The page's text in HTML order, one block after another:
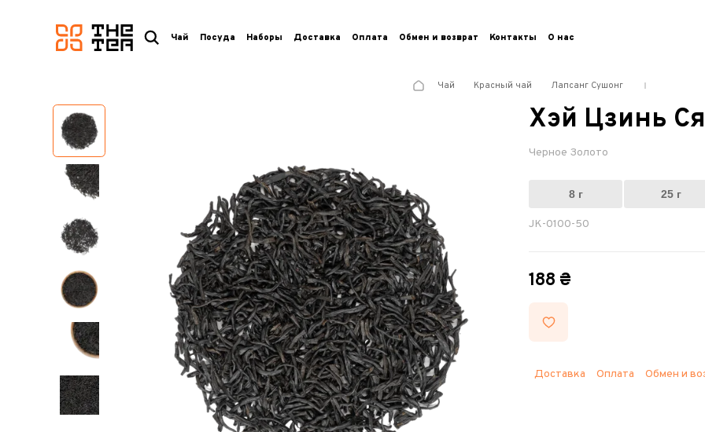
логотип
Чай Посуда Наборы Доставка Оплата Обмен и возврат Контакты О нас
Чай Красный чай Лапсанг Сушонг
Хэй Цзинь
Черное Золото
8 г 25 г
JK-0100-50
188 ₴
Доставка Оплата Обмен и